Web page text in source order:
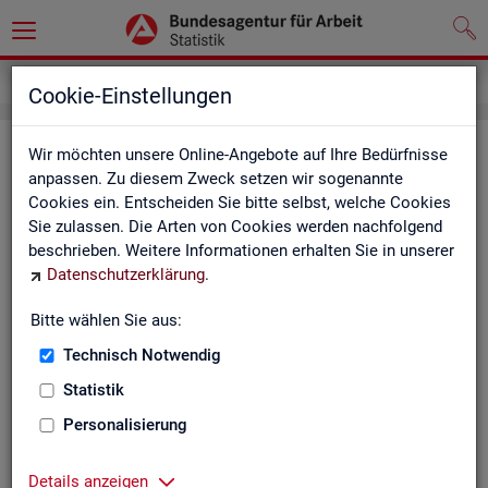
Cookie-Einstellungen
Wir möchten unsere Online-Angebote auf Ihre Bedürfnisse
anpassen. Zu diesem Zweck setzen wir sogenannte
Cookies ein. Entscheiden Sie bitte selbst, welche Cookies
Sie zulassen. Die Arten von Cookies werden nachfolgend
beschrieben. Weitere Informationen erhalten Sie in unserer
Datenschutzerklärung.
Bitte wählen Sie aus:
Technisch Notwendig
Statistik
Personalisierung
Details anzeigen
Kon­takt
Nut­zen Sie die Mög­lich­keit mit uns in Kon­takt zu tre­ten!
Sie haben Fra­gen zum An­ge­bot?
Sie be­nö­ti­gen auf Ihre Fra­ge­stel­lung zu­ge­schnit­te­ne Son­der­
Ihr Sta­tis­tik-Ser­vice hilft Ihnen wei­ter!
Zen­tra­ler Sta­tis­tik-Ser­vice